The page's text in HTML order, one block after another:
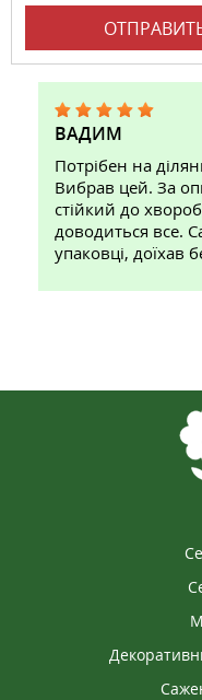
ВАДИМ
Потрібен на
Вибрав цей. За
стійкий до
доводиться все.
упаковці, доїхав